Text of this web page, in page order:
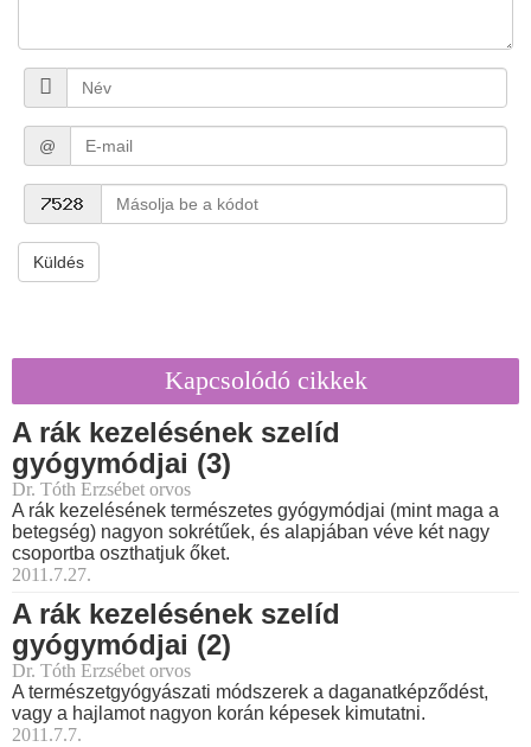
@
Küldés
Kapcsolódó cikkek
A rák kezelésének szelíd
gyógymódjai (3)
Dr. Tóth Erzsébet orvos
A rák kezelésének természetes gyógymódjai (mint maga a
betegség) nagyon sokrétűek, és alapjában véve két nagy
csoportba oszthatjuk őket.
2011.7.27.
A rák kezelésének szelíd
gyógymódjai (2)
Dr. Tóth Erzsébet orvos
A természetgyógyászati módszerek a daganatképződést,
vagy a hajlamot nagyon korán képesek kimutatni.
2011.7.7.